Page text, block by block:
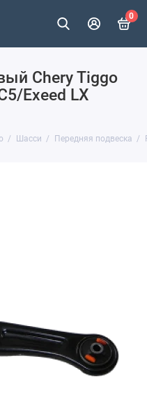
0
Chery Tiggo
Exeed LX
Шасси Передняя подвеска